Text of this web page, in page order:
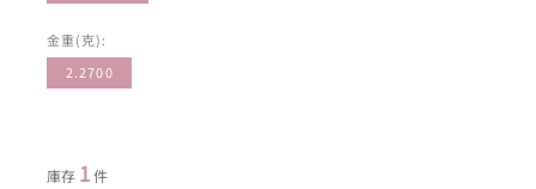
金重(克):
2.2700
庫存 1件